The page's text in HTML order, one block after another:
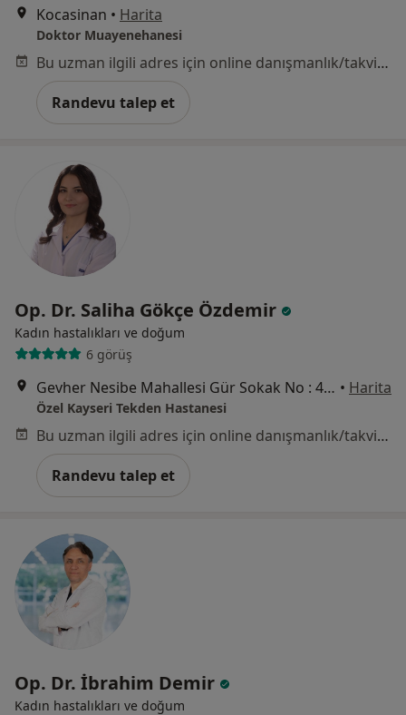
Kocasinan • Harita
Doktor Muayenehanesi
Bu uzman ilgili adres için online danışmanlık/takvim sunmuyor.
Randevu talep et
Op. Dr. Saliha Gökçe Özdemir
Kadın hastalıkları ve doğum
6 görüş
Gevher Nesibe Mahallesi Gür Sokak No : 4, Kocasinan • Harita
Özel Kayseri Tekden Hastanesi
Bu uzman ilgili adres için online danışmanlık/takvim sunmuyor.
Randevu talep et
Op. Dr. İbrahim Demir
Kadın hastalıkları ve doğum